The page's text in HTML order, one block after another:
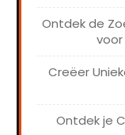
Ontdek de
Creëer
Ontdek je